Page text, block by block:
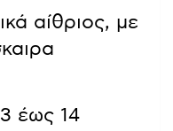
αίθριος, με
έως 14